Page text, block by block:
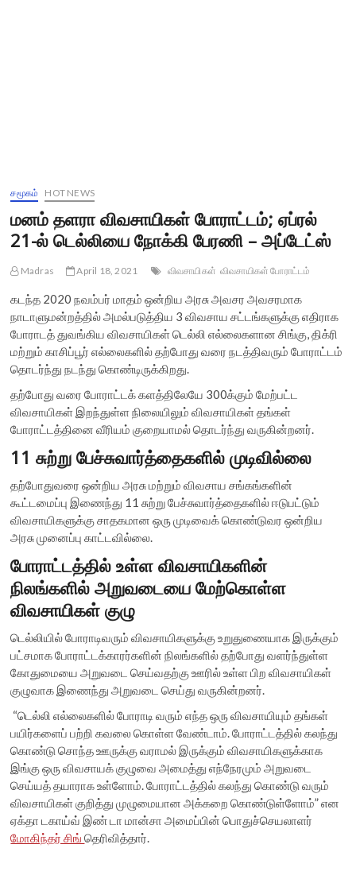
சமூகம் HOT NEWS
மனம் தளரா விவசாயிகள் போராட்டம்; ஏப்ரல்
21-ல் டெல்லியை நோக்கி பேரணி – அப்டேட்ஸ்
Madras April 18, 2021 விவசாயிகள் விவசாயிகள் போராட்டம்
கடந்த 2020 நவம்பர் மாதம் ஒன்றிய அரசு அவசர அவசரமாக
நாடாளுமன்றத்தில் அமல்படுத்திய 3 விவசாய சட்டங்களுக்கு எதிராக
போராடத் துவங்கிய விவசாயிகள் டெல்லி எல்லைகளான சிங்கு, திக்ரி
மற்றும் காசிப்பூர் எல்லைகளில் தற்போது வரை நடத்திவரும் போராட்டம்
தொடர்ந்து நடந்து கொண்டிருக்கிறது.
தற்போது வரை போராட்டக் களத்திலேயே 300க்கும் மேற்பட்ட
விவசாயிகள் இறந்துள்ள நிலையிலும் விவசாயிகள் தங்கள்
போராட்டத்தினை வீரியம் குறையாமல் தொடர்ந்து வருகின்றனர்.
11 சுற்று பேச்சுவார்த்தைகளில் முடிவில்லை
தற்போதுவரை ஒன்றிய அரசு மற்றும் விவசாய சங்கங்களின்
கூட்டமைப்பு இணைந்து 11 சுற்று பேச்சுவார்த்தைகளில் ஈடுபட்டும்
விவசாயிகளுக்கு சாதகமான ஒரு முடிவைக் கொண்டுவர ஒன்றிய
அரசு முனைப்பு காட்டவில்லை.
போராட்டத்தில் உள்ள விவசாயிகளின்
நிலங்களில் அறுவடையை மேற்கொள்ள
விவசாயிகள் குழு
டெல்லியில் போராடிவரும் விவசாயிகளுக்கு உறுதுணையாக இருக்கும்
பட்சமாக போராட்டக்காரர்களின் நிலங்களில் தற்போது வளர்ந்துள்ள
கோதுமையை அறுவடை செய்வதற்கு ஊரில் உள்ள பிற விவசாயிகள்
குழுவாக இணைந்து அறுவடை செய்து வருகின்றனர்.
“டெல்லி எல்லைகளில் போராடி வரும் எந்த ஒரு விவசாயியும் தங்கள்
பயிர்களைப் பற்றி கவலை கொள்ள வேண்டாம். போராட்டத்தில் கலந்து
கொண்டு சொந்த ஊருக்கு வராமல் இருக்கும் விவசாயிகளுக்காக
இங்கு ஒரு விவசாயக் குழுவை அமைத்து எந்நேரமும் அறுவடை
செய்யத் தயாராக உள்ளோம். போராட்டத்தில் கலந்து கொண்டு வரும்
விவசாயிகள் குறித்து முழுமையான அக்கறை கொண்டுள்ளோம்” என
ஏக்தா டகாய்வ் இண் டா மான்சா அமைப்பின் பொதுச்செயலாளர்
மோகிந்தர் சிங்தெரிவித்தார்.